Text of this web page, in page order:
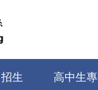
招生 高中生